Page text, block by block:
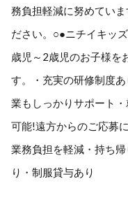
務負担軽減に努めてい
ださい。○●ニチイキッ
歳児～2歳児のお子様を
す。・充実の研修制度
業もしっかりサポート
可能!遠方からのご応募
業務負担を軽減・持ち
り・制服貸与あり